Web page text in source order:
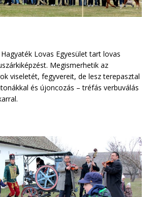
Lovas Egyesület tart lovas
Megismerhetik az
viseletét, fegyvereit, de lesz terepasztal
és újoncozás – tréfás verbuválás